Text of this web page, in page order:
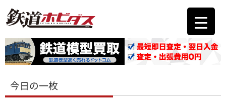
今日の一枚